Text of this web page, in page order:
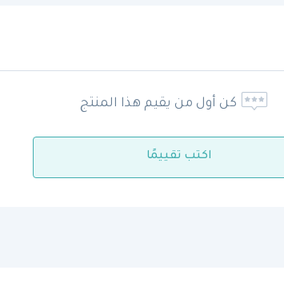
كن أول من يقيم هذا المنتج
اكتب تقييمًا